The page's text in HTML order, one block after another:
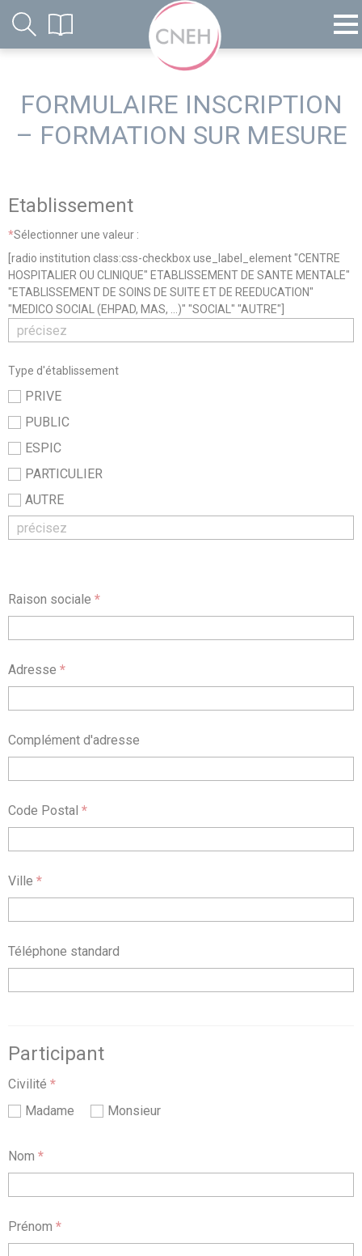
FORMULAIRE INSCRIPTION
– FORMATION SUR MESURE
Etablissement
*Sélectionner une valeur :
[radio institution class:css-checkbox use_label_element "CENTRE
HOSPITALIER OU CLINIQUE" ETABLISSEMENT DE SANTE MENTALE"
"ETABLISSEMENT DE SOINS DE SUITE ET DE REEDUCATION"
"MEDICO SOCIAL (EHPAD, MAS, ...)" "SOCIAL" "AUTRE"]
Type d'établissement
PRIVE
PUBLIC
ESPIC
PARTICULIER
AUTRE
Raison sociale *
Adresse *
Complément d'adresse
Code Postal *
Ville *
Téléphone standard
Participant
Civilité *
Madame
Monsieur
Nom *
Prénom *